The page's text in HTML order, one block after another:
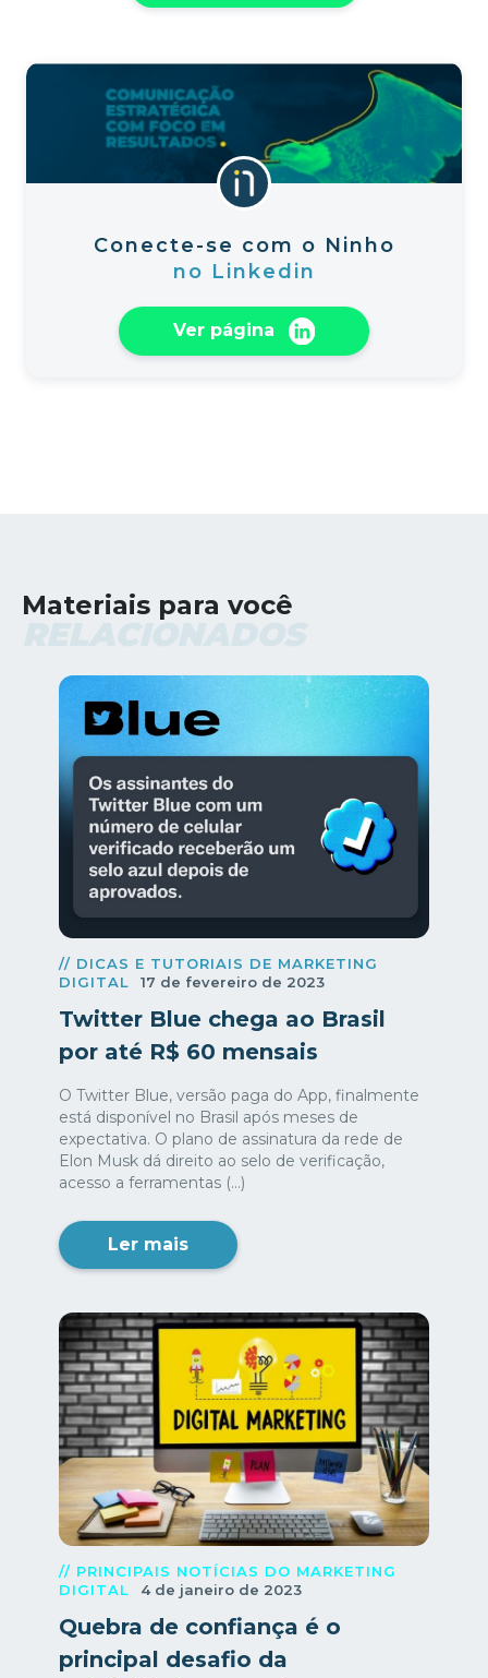
Conecte-se com o Ninho
no Linkedin
Ver página
Materiais para você
// DICAS E TUTORIAIS DE MARKETING
DIGITAL
17 de fevereiro de 2023
Twitter Blue chega ao Brasil
por até R$ 60 mensais
O Twitter Blue, versão paga do App, finalmente
está disponível no Brasil após meses de
expectativa. O plano de assinatura da rede de
Elon Musk dá direito ao selo de verificação,
acesso a ferramentas (...)
Ler mais
// PRINCIPAIS NOTÍCIAS DO MARKETING
DIGITAL
4 de janeiro de 2023
Quebra de confiança é o
principal desafio da